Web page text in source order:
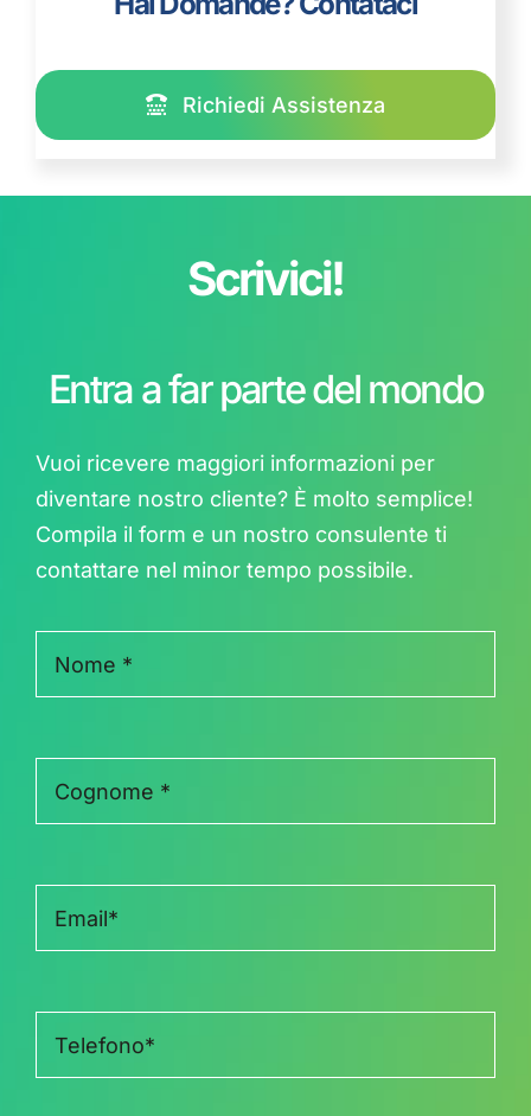
Richiedi Assistenza
Scrivici!
Entra a far parte del mondo
Vuoi ricevere maggiori informazioni per
diventare nostro cliente? È molto semplice!
Compila il form e un nostro consulente ti
contattare nel minor tempo possibile.